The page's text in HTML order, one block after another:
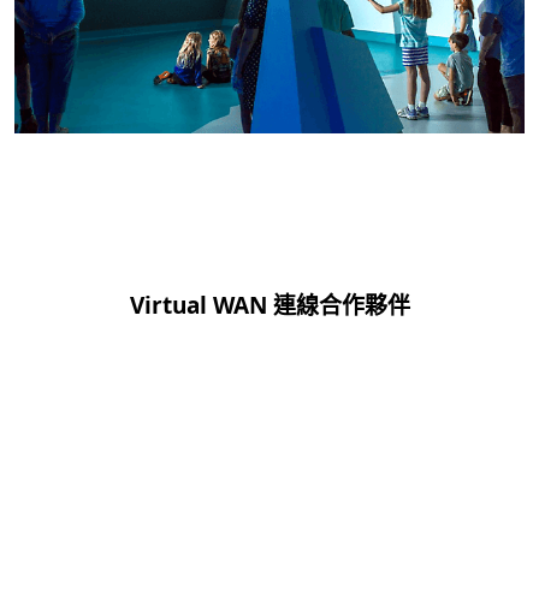
返回索引標籤
Virtual WAN 連線合作夥伴